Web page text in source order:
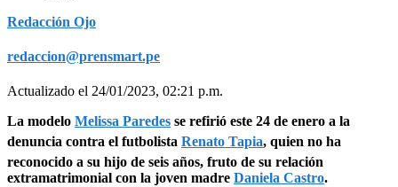
Redacción Ojo
redaccion@prensmart.pe
Actualizado el 24/01/2023, 02:21 p.m.
La modelo Melissa Paredes se refirió este 24 de enero a la
denuncia contra el futbolista Renato Tapia, quien no ha
reconocido a su hijo de seis años, fruto de su relación
extramatrimonial con la joven madre Daniela Castro.